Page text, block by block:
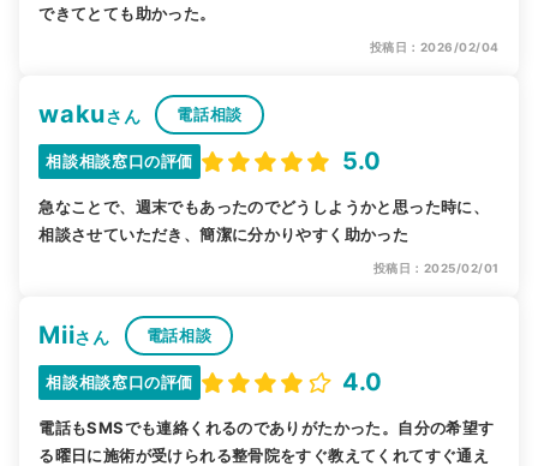
できてとても助かった。
投稿日：2026/02/04
wakuさん 電話相談
相談相談窓口の評価 5.0
急なことで、週末でもあったのでどうしようかと思った時に、
相談させていただき、簡潔に分かりやすく助かった
投稿日：2025/02/01
Miiさん 電話相談
相談相談窓口の評価 4.0
電話もSMSでも連絡くれるのでありがたかった。自分の希望す
る曜日に施術が受けられる整骨院をすぐ教えてくれてすぐ通え